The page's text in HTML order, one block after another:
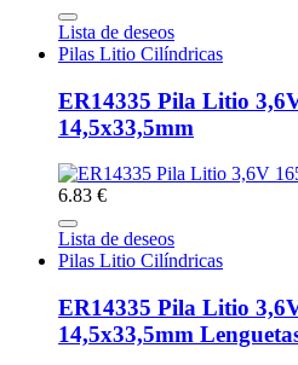
Lista de deseos
Pilas Litio Cilíndricas
ER14335 Pila Litio
14,5x33,5mm
6.83 €
Lista de deseos
Pilas Litio Cilíndricas
ER14335 Pila Litio
14,5x33,5mm